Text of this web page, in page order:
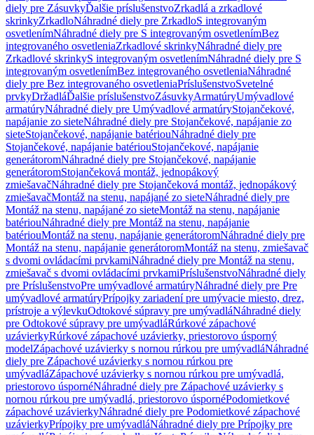
diely pre ZásuvkyĎalšie príslušenstvoZrkadlá a zrkadlové
skrinkyZrkadloNáhradné diely pre ZrkadloS integrovaným
osvetlenímNáhradné diely pre S integrovaným osvetlenímBez
integrovaného osvetleniaZrkadlové skrinkyNáhradné diely pre
Zrkadlové skrinkyS integrovaným osvetlenímNáhradné diely pre S
integrovaným osvetlenímBez integrovaného osvetleniaNáhradné
diely pre Bez integrovaného osvetleniaPríslušenstvoSvetelné
prvkyDržadláĎalšie príslušenstvoZásuvkyArmatúryUmývadlové
armatúryNáhradné diely pre Umývadlové armatúryStojančekové,
napájanie zo sieteNáhradné diely pre Stojančekové, napájanie zo
sieteStojančekové, napájanie batériouNáhradné diely pre
Stojančekové, napájanie batériouStojančekové, napájanie
generátoromNáhradné diely pre Stojančekové, napájanie
generátoromStojančeková montáž, jednopákový
zmiešavačNáhradné diely pre Stojančeková montáž, jednopákový
zmiešavačMontáž na stenu, napájané zo sieteNáhradné diely pre
Montáž na stenu, napájané zo sieteMontáž na stenu, napájanie
batériouNáhradné diely pre Montáž na stenu, napájanie
batériouMontáž na stenu, napájanie generátoromNáhradné diely pre
Montáž na stenu, napájanie generátoromMontáž na stenu, zmiešavač
s dvomi ovládacími prvkamiNáhradné diely pre Montáž na stenu,
zmiešavač s dvomi ovládacími prvkamiPríslušenstvoNáhradné diely
pre PríslušenstvoPre umývadlové armatúryNáhradné diely pre Pre
umývadlové armatúryPrípojky zariadení pre umývacie miesto, drez,
prístroje a výlevkuOdtokové súpravy pre umývadláNáhradné diely
pre Odtokové súpravy pre umývadláRúrkové zápachové
uzávierkyRúrkové zápachové uzávierky, priestorovo úsporný
modelZápachové uzávierky s nornou rúrkou pre umývadláNáhradné
diely pre Zápachové uzávierky s nornou rúrkou pre
umývadláZápachové uzávierky s nornou rúrkou pre umývadlá,
priestorovo úspornéNáhradné diely pre Zápachové uzávierky s
nornou rúrkou pre umývadlá, priestorovo úspornéPodomietkové
zápachové uzávierkyNáhradné diely pre Podomietkové zápachové
uzávierkyPrípojky pre umývadláNáhradné diely pre Prípojky pre